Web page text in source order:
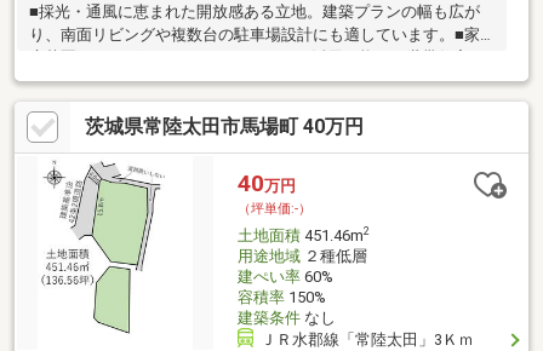
■採光・通風に恵まれた開放感ある立地。建築プランの幅も広が
り、南面リビングや複数台の駐車場設計にも適しています。■家
平屋建築など幅広いプランにも対応できる贅沢な広さが魅力で
す。ガーデニングも思いのまま楽しめます。
茨城県常陸太田市馬場町 40万円
40万円
（坪単価:-）
土地面積451.46m2
用途地域２種低層
建ぺい率60%
容積率150%
建築条件なし
ＪＲ水郡線「常陸太田」3Ｋｍ